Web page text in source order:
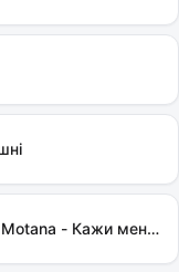
Hudak, 100Лиця, Chico & Qatoshi, Motana - Кажи мені правду